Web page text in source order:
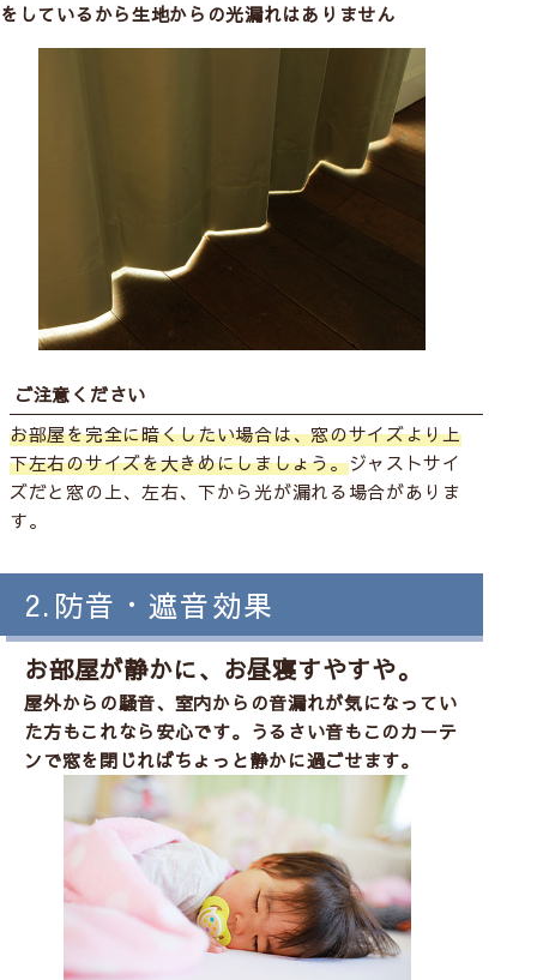
をしているから生地からの光漏れはありません
ご注意ください
お部屋を完全に暗くしたい場合は、窓のサイズより上
下左右のサイズを大きめにしましょう。ジャストサイ
ズだと窓の上、左右、下から光が漏れる場合がありま
す。
2.防音・遮音効果
お部屋が静かに、お昼寝すやすや。
屋外からの騒音、室内からの音漏れが気になってい
た方もこれなら安心です。うるさい音もこのカーテ
ンで窓を閉じればちょっと静かに過ごせます。